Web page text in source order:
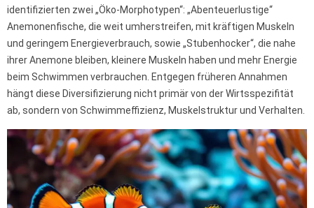
identifizierten zwei „Öko-Morphotypen“: „Abenteuerlustige“
Anemonenfische, die weit umherstreifen, mit kräftigen Muskeln
und geringem Energieverbrauch, sowie „Stubenhocker“, die nahe
ihrer Anemone bleiben, kleinere Muskeln haben und mehr Energie
beim Schwimmen verbrauchen. Entgegen früheren Annahmen
hängt diese Diversifizierung nicht primär von der Wirtsspezifität
ab, sondern von Schwimmeffizienz, Muskelstruktur und Verhalten.